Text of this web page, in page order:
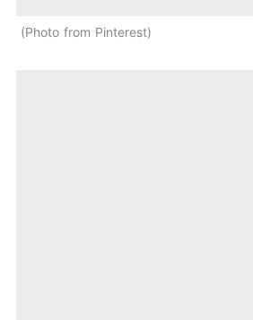
Photo from Pinterest